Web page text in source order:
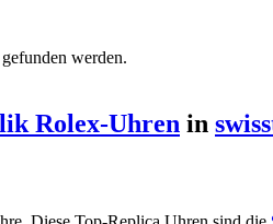
werden.
Rolex-Uhren in